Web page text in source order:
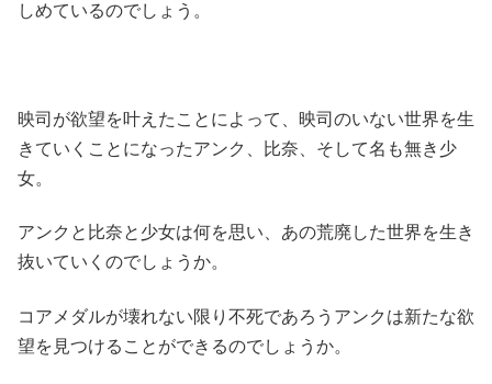
しめているのでしょう。
映司が欲望を叶えたことによって、映司のいない世界を生
きていくことになったアンク、比奈、そして名も無き少
女。
アンクと比奈と少女は何を思い、あの荒廃した世界を生き
抜いていくのでしょうか。
コアメダルが壊れない限り不死であろうアンクは新たな欲
望を見つけることができるのでしょうか。